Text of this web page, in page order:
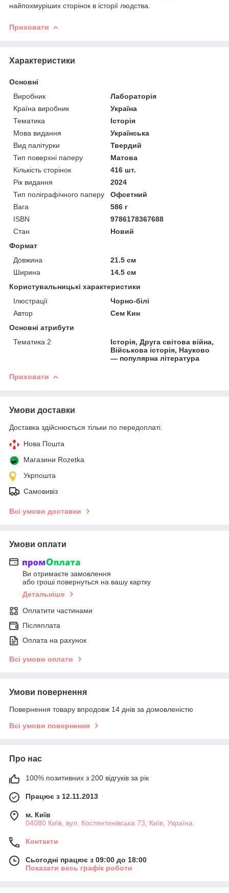
найпохмуріших сторінок в історії людства.
Приховати
Характеристики
Основні
Виробник
Лабораторія
Країна виробник
Україна
Тематика
Історія
Мова видання
Українська
Вид палітурки
Твердий
Тип поверхні паперу
Матова
Кількість сторінок
416 шт.
Рік видання
2024
Тип поліграфічного паперу
Офсетний
Вага
586 г
ISBN
9786178367688
Стан
Новий
Формат
Довжина
21.5 см
Ширина
14.5 см
Користувальницькі характеристики
Ілюстрації
Чорно-білі
Автор
Сем Кин
Основні атрибути
Тематика 2
Історія, Друга світова війна,
Військова історія, Науково
— популярна література
Приховати
Умови доставки
Доставка здійснюється тільки по передоплаті.
Нова Пошта
Магазини Rozetka
Укрпошта
Самовивіз
Всі умови доставки
Умови оплати
Ви отримаєте замовлення
або гроші повернуться на вашу картку
Детальніше
Оплатити частинами
Післяплата
Оплата на рахунок
Всі умови оплати
Умови повернення
Повернення товару впродовж 14 днів за домовленістю
Всі умови повернення
Про нас
100% позитивних з 200 відгуків за рік
Працює з 12.11.2013
м. Київ
04080 Київ, вул. Костянтинівська 73, Київ, Україна
Контакти
Сьогодні працює з 09:00 до 18:00
Показати весь графік роботи